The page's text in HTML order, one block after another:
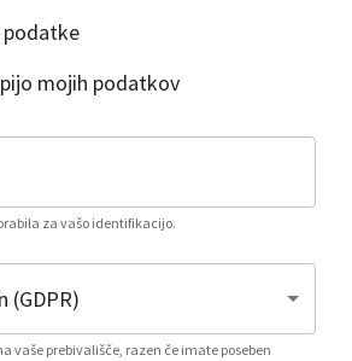
podatke
mojih podatkov
za vašo identifikacijo.
vaše prebivališče, razen če imate poseben